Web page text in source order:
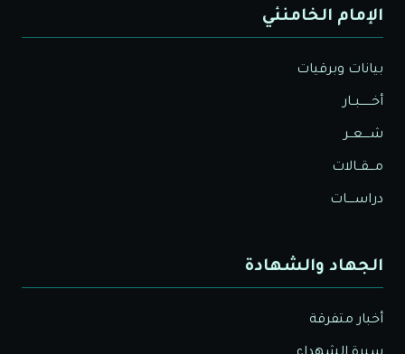
الإمام الخامنئي
بيانات وبرقيات
أخــــــبــار
شــــعــر
مـــقــالات
دراســــات
الجهاد والشهادة
أخبار متفرقة